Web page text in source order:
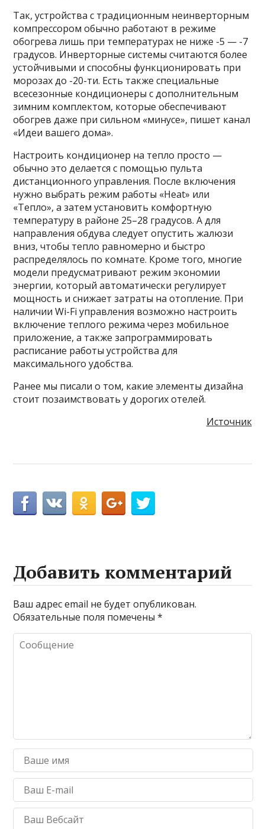
Так, устройства с традиционным неинверторным
компрессором обычно работают в режиме
обогрева лишь при температурах не ниже -5 — -7
градусов. Инверторные системы считаются более
устойчивыми и способны функционировать при
морозах до -20-ти. Есть также специальные
всесезонные кондиционеры с дополнительным
зимним комплектом, которые обеспечивают
обогрев даже при сильном «минусе», пишет канал
«Идеи вашего дома».
Настроить кондиционер на тепло просто —
обычно это делается с помощью пульта
дистанционного управления. После включения
нужно выбрать режим работы «Heat» или
«Тепло», а затем установить комфортную
температуру в районе 25–28 градусов. А для
направления обдува следует опустить жалюзи
вниз, чтобы тепло равномерно и быстро
распределялось по комнате. Кроме того, многие
модели предусматривают режим экономии
энергии, который автоматически регулирует
мощность и снижает затраты на отопление. При
наличии Wi-Fi управления возможно настроить
включение теплого режима через мобильное
приложение, а также запрограммировать
расписание работы устройства для
максимального удобства.
Ранее мы писали о том, какие элементы дизайна
стоит позаимствовать у дорогих отелей.
Источник
Добавить комментарий
Ваш адрес email не будет опубликован.
Обязательные поля помечены*